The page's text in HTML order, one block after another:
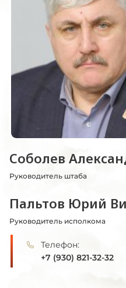
Соболев
Руководитель штаба
Пальтов Юрий
Руководитель исполкома
Телефон:
+7 (930) 821-32-32